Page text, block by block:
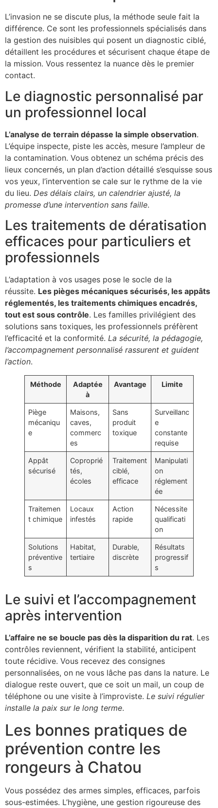
L’invasion ne se discute plus, la méthode seule fait la
différence. Ce sont les professionnels spécialisés dans
la gestion des nuisibles qui posent un diagnostic ciblé,
détaillent les procédures et sécurisent chaque étape de
la mission. Vous ressentez la nuance dès le premier
contact.
Le diagnostic personnalisé par
un professionnel local
L’analyse de terrain dépasse la simple observation.
L’équipe inspecte, piste les accès, mesure l’ampleur de
la contamination. Vous obtenez un schéma précis des
lieux concernés, un plan d’action détaillé s’esquisse sous
vos yeux, l’intervention se cale sur le rythme de la vie
du lieu. Des délais clairs, un calendrier ajusté, la
promesse d’une intervention sans faille.
Les traitements de dératisation
efficaces pour particuliers et
professionnels
L’adaptation à vos usages pose le socle de la
réussite. Les pièges mécaniques sécurisés, les appâts
réglementés, les traitements chimiques encadrés,
tout est sous contrôle. Les familles privilégient des
solutions sans toxiques, les professionnels préfèrent
l’efficacité et la conformité. La sécurité, la pédagogie,
l’accompagnement personnalisé rassurent et guident
l’action.
Méthode
Adaptée
à
Avantage Limite
Piège
mécaniqu
e
Maisons,
caves,
commerc
es
Sans
produit
toxique
Surveillanc
e
constante
requise
Appât
sécurisé
Coproprié
tés,
écoles
Traitement
ciblé,
efficace
Manipulati
on
réglement
ée
Traitemen
t chimique
Locaux
infestés
Action
rapide
Nécessite
qualificati
on
Solutions
préventive
s
Habitat,
tertiaire
Durable,
discrète
Résultats
progressif
s
Le suivi et l’accompagnement
après intervention
L’affaire ne se boucle pas dès la disparition du rat. Les
contrôles reviennent, vérifient la stabilité, anticipent
toute récidive. Vous recevez des consignes
personnalisées, on ne vous lâche pas dans la nature. Le
dialogue reste ouvert, que ce soit un mail, un coup de
téléphone ou une visite à l’improviste. Le suivi régulier
installe la paix sur le long terme.
Les bonnes pratiques de
prévention contre les
rongeurs à Chatou
Vous possédez des armes simples, efficaces, parfois
sous-estimées. L’hygiène, une gestion rigoureuse des